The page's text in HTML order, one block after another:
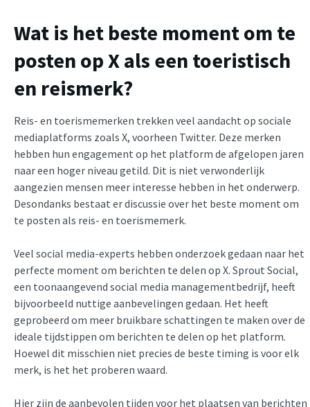
Wat is het beste moment om te
posten op X als een toeristisch
en reismerk?
Reis- en toerismemerken trekken veel aandacht op sociale
mediaplatforms zoals X, voorheen Twitter. Deze merken
hebben hun engagement op het platform de afgelopen jaren
naar een hoger niveau getild. Dit is niet verwonderlijk
aangezien mensen meer interesse hebben in het onderwerp.
Desondanks bestaat er discussie over het beste moment om
te posten als reis- en toerismemerk.
Veel social media-experts hebben onderzoek gedaan naar het
perfecte moment om berichten te delen op X. Sprout Social,
een toonaangevend social media managementbedrijf, heeft
bijvoorbeeld nuttige aanbevelingen gedaan. Het heeft
geprobeerd om meer bruikbare schattingen te maken over de
ideale tijdstippen om berichten te delen op het platform.
Hoewel dit misschien niet precies de beste timing is voor elk
merk, is het het proberen waard.
Hier zijn de aanbevolen tijden voor het plaatsen van berichten